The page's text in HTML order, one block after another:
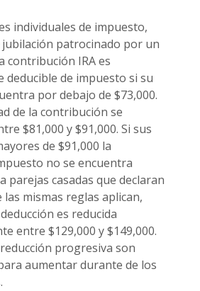
individuales de impuesto,
patrocinado por un
contribución IRA es
deducible de impuesto si su
por debajo de $73,000.
de la contribución se
$81,000 y $91,000. Si sus
de $91,000 la
no se encuentra
parejas casadas que declaran
mismas reglas aplican,
es reducida
entre $129,000 y $149,000.
progresiva son
aumentar durante de los